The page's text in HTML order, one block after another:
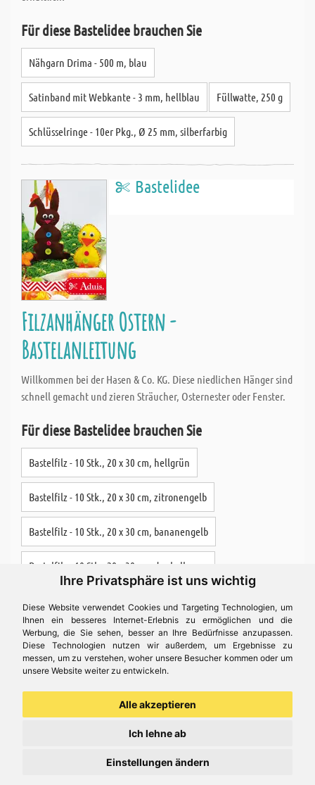
Ihre Privatsphäre ist uns wichtig
Diese Website verwendet Cookies und Targeting Technologien, um
Ihnen ein besseres Internet-Erlebnis zu ermöglichen und die
Werbung, die Sie sehen, besser an Ihre Bedürfnisse anzupassen.
Diese Technologien nutzen wir außerdem, um Ergebnisse zu
messen, um zu verstehen, woher unsere Besucher kommen oder um
unsere Website weiter zu entwickeln.
Alle akzeptieren
Ich lehne ab
Einstellungen ändern
Für diese Bastelidee brauchen Sie
Nähgarn Drima - 500 m, blau
Satinband mit Webkante - 3 mm, hellblau Füllwatte, 250 g
Schlüsselringe - 10er Pkg., Ø 25 mm, silberfarbig
Bastelidee
Filzanhänger Ostern -
Bastelanleitung
Willkommen bei der Hasen & Co. KG. Diese niedlichen Hänger sind
schnell gemacht und zieren Sträucher, Osternester oder Fenster.
Für diese Bastelidee brauchen Sie
Bastelfilz - 10 Stk., 20 x 30 cm, hellgrün
Bastelfilz - 10 Stk., 20 x 30 cm, zitronengelb
Bastelfilz - 10 Stk., 20 x 30 cm, bananengelb
Bastelfilz - 10 Stk., 20 x 30 cm, dunkelbraun
Elisa Perlgarne Nr. 3, kirschrot Füllwatte, 250 g
Satinband mit Webkante - 3 mm, hellgrün
Wackelaugen rund - 50 Stk., Ø 12 mm
Bastelidee